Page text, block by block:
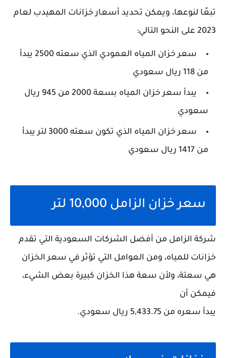
تبعًا لنوعها، ويمكن تحديد أسعار خزانات المهيدب لعام
2023 على النحو التالي:
سعر خزان المياه العمودي الذي سعته 2500 يبدأ
من 118 ريال سعودي
يبدأ سعر خزان المياه بسعة 2000 من 945 ريال
سعودي
سعر خزان المياه الذي تكون سعته 3000 لتر يبدأ
من 1417 ريال سعودي
سعر خزان الزامل 10,000 لتر
شركة الزامل من أفضل الشركات السعودية التي تقدم
خزانات للمياه، ومن العوامل التي تؤثر في سعر الخزان
هي سعتة، ولأن سعة هذا الخزان كبيرة بعض الشيء،
فيمكن أن
يبدأ سعره من 5,433.75 ريال سعودي.